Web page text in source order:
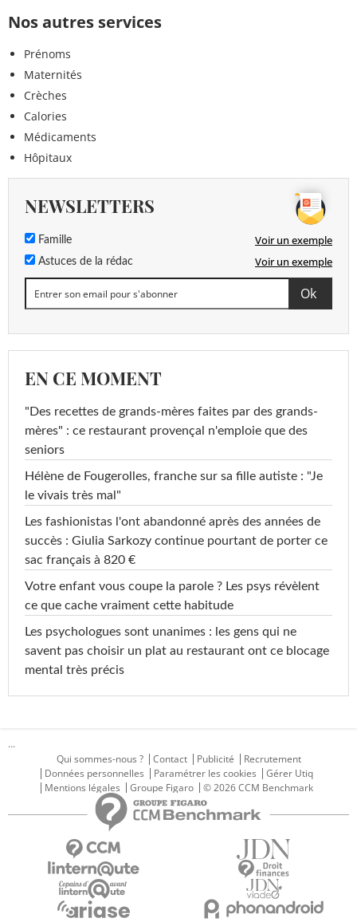
Nos autres services
Prénoms
Maternités
Crèches
Calories
Médicaments
Hôpitaux
NEWSLETTERS
Famille Voir un exemple
Astuces de la rédac Voir un exemple
EN CE MOMENT
"Des recettes de grands-mères faites par des grands-
mères" : ce restaurant provençal n'emploie que des
seniors
Hélène de Fougerolles, franche sur sa fille autiste : "Je
le vivais très mal"
Les fashionistas l'ont abandonné après des années de
succès : Giulia Sarkozy continue pourtant de porter ce
sac français à 820 €
Votre enfant vous coupe la parole ? Les psys révèlent
ce que cache vraiment cette habitude
Les psychologues sont unanimes : les gens qui ne
savent pas choisir un plat au restaurant ont ce blocage
mental très précis
...
Qui sommes-nous ?
Contact Publicité
Recrutement
Données personnelles
Paramétrer les cookies
Gérer Utiq
Mentions légales
Groupe Figaro © 2026 CCM Benchmark